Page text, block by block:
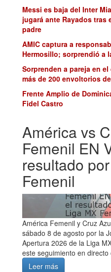
Messi es baja del Inter
jugará ante Rayados tras
padre
AMIC captura a
Hermosillo; sorprendió a
Sorprenden a pareja en
más de 200 envoltorios
Frente Amplio de
Fidel Castro
América vs
Femenil EN
resultado
Femenil
América Femenil y Cruz
sábado 8 de agosto por la
Apertura 2026 de la Liga
este seguimiento en
Leer más